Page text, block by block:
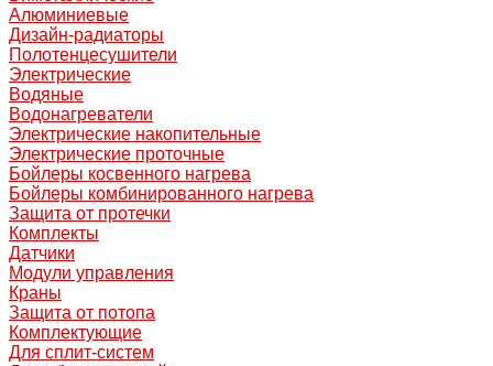
Алюминиевые
Дизайн-радиаторы
Полотенцесушители
Электрические
Водяные
Водонагреватели
Электрические накопительные
Электрические проточные
Бойлеры косвенного нагрева
Бойлеры комбинированного нагрева
Защита от протечки
Комплекты
Датчики
Модули управления
Краны
Защита от потопа
Комплектующие
Для сплит-систем